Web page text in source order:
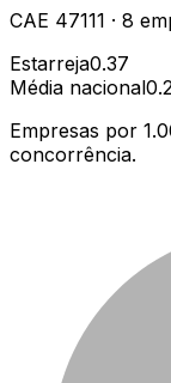
CAE 47111 · 8
Estarreja0.37
Média nacional
Empresas por
concorrência.